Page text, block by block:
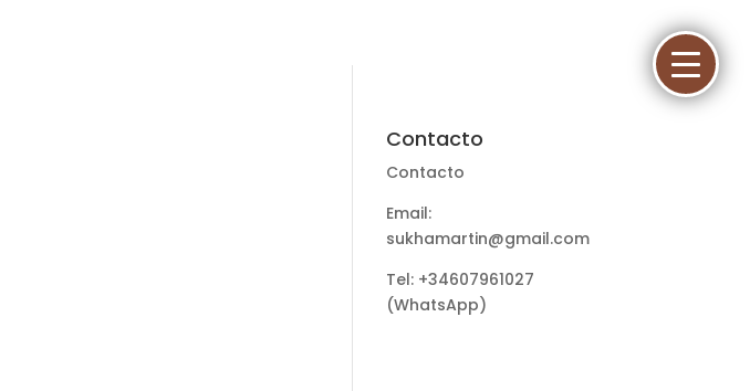
Contacto
Contacto
Email:
sukhamartin@gmail.com
Tel: +34607961027
(WhatsApp)